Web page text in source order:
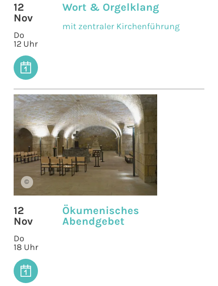
12
Nov
Do
12 Uhr
Wort & Orgelklang
mit zentraler Kirchenführung
©
12
Nov
Do
18 Uhr
Ökumenisches
Abendgebet